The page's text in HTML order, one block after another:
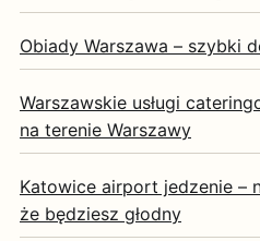
Obiady Warszawa – szybki
Warszawskie usługi
na terenie Warszawy
Katowice airport jedzenie –
że będziesz głodny